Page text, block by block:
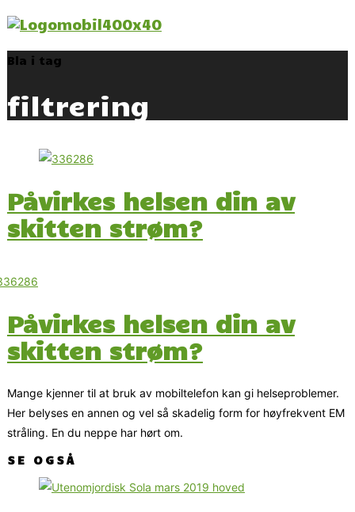
Bla i tag
filtrering
Påvirkes helsen din av
skitten strøm?
Påvirkes helsen din av
skitten strøm?
Mange kjenner til at bruk av mobiltelefon kan gi helseproblemer.
Her belyses en annen og vel så skadelig form for høyfrekvent EM
stråling. En du neppe har hørt om.
SE OGSÅ